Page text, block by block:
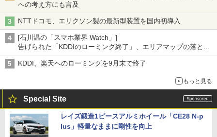
への考え方にも言及
NTTドコモ、エリクソン製の最新型装置を国内初導入
[石川温の「スマホ業界 Watch」]
告げられた「KDDIのローミング終了」、エリアマップの落とし
穴と楽天モバイルの課題
KDDI、楽天へのローミングを9月末で終了
もっと見る
Special Site
レイズ鍛造1ピースアルミホイール「CE28 N-p
lus」軽量なままに剛性を向上